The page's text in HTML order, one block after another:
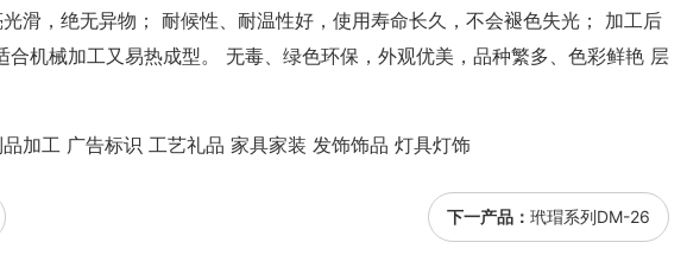
滑，绝无异物； 耐候性、耐温性好，使用寿命长久，不会褪色失光； 加工后
合机械加工又易热成型。 无毒、绿色环保，外观优美，品种繁多、色彩鲜艳 层
加工 广告标识 工艺礼品 家具家装 发饰饰品 灯具灯饰
下一产品： 玳瑁系列DM-26